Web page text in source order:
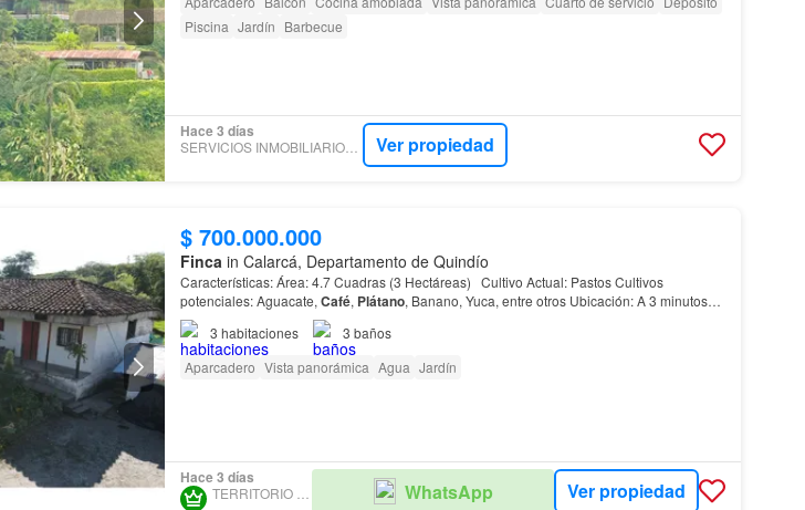
Piscina Jardín Barbecue
Hace 3 días
SERVICIOS INMOBILIARIOS EL TRIANGULO Ver propiedad
$ 700.000.000
Finca in Calarcá, Departamento de Quindío
Características: Área: 4.7 Cuadras (3 Hectáreas) Cultivo Actual: Pastos Cultivos
potenciales: Aguacate, Café, Plátano, Banano, Yuca, entre otros Ubicación: A 3 minutos
de
3 habitaciones 3 baños
Aparcadero Vista panorámica Agua Jardín
Hace 3 días
TERRITORIO COCORA WhatsApp Ver propiedad